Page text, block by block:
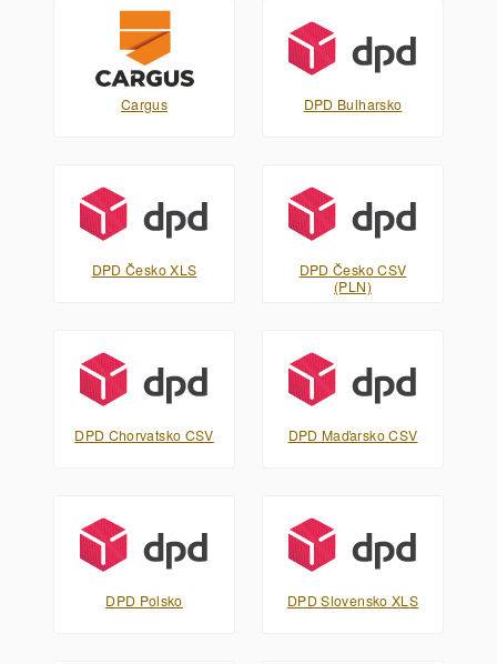
Cargus DPD Bulharsko
DPD Česko XLS
DPD Česko CSV
(PLN)
DPD Chorvatsko CSV DPD Maďarsko CSV
DPD Polsko DPD Slovensko XLS